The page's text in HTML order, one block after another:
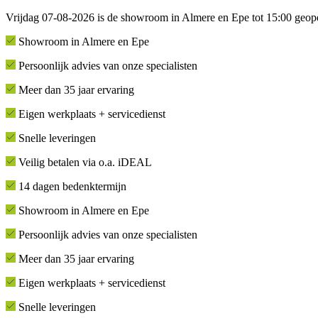
Vrijdag 07-08-2026 is de showroom in Almere en Epe tot 15:00
Showroom in Almere en Epe
Persoonlijk advies van onze specialisten
Meer dan 35 jaar ervaring
Eigen werkplaats + servicedienst
Snelle leveringen
Veilig betalen via o.a. iDEAL
14 dagen bedenktermijn
Showroom in Almere en Epe
Persoonlijk advies van onze specialisten
Meer dan 35 jaar ervaring
Eigen werkplaats + servicedienst
Snelle leveringen